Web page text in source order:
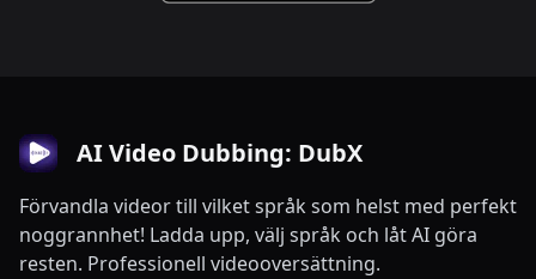
AI Video Dubbing: DubX
Förvandla videor till vilket språk som helst med perfekt
noggrannhet! Ladda upp, välj språk och låt AI göra
resten. Professionell videooversättning.